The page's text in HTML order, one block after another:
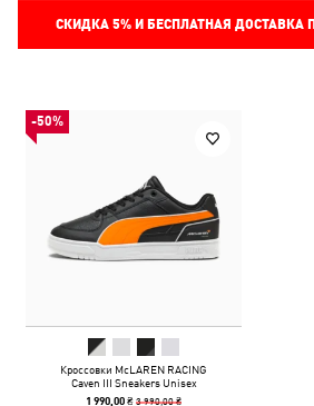
СКИДКА 5%И БЕСПЛАТНАЯ ДОСТАВКА
-50%
Кроссовки McLAREN RACING
Caven III Sneakers Unisex
1 990,00 ₴3 990,00 ₴